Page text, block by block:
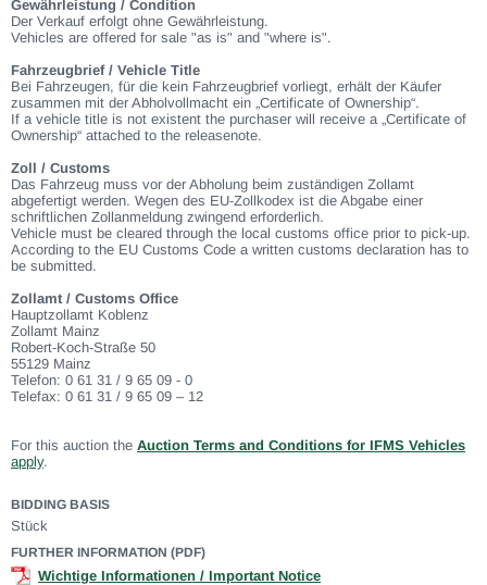
Gewährleistung / Condition
Der Verkauf erfolgt ohne Gewährleistung.
Vehicles are offered for sale "as is" and "where is".
Fahrzeugbrief / Vehicle Title
Bei Fahrzeugen, für die kein Fahrzeugbrief vorliegt, erhält der Käufer
zusammen mit der Abholvollmacht ein „Certificate of Ownership“.
If a vehicle title is not existent the purchaser will receive a „Certificate of
Ownership“ attached to the releasenote.
Zoll / Customs
Das Fahrzeug muss vor der Abholung beim zuständigen Zollamt
abgefertigt werden. Wegen des EU-Zollkodex ist die Abgabe einer
schriftlichen Zollanmeldung zwingend erforderlich.
Vehicle must be cleared through the local customs office prior to pick-up.
According to the EU Customs Code a written customs declaration has to
be submitted.
Zollamt / Customs Office
Hauptzollamt Koblenz
Zollamt Mainz
Robert-Koch-Straße 50
55129 Mainz
Telefon: 0 61 31 / 9 65 09 - 0
Telefax: 0 61 31 / 9 65 09 – 12
For this auction the Auction Terms and Conditions for IFMS Vehicles
apply.
BIDDING BASIS
Stück
FURTHER INFORMATION (PDF)
Wichtige Informationen / Important Notice